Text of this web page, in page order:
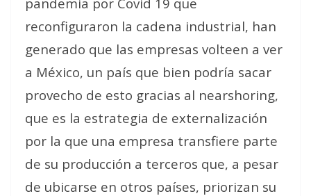
reconfiguraron la cadena industrial, han
generado que las empresas volteen a ver
a México, un país que bien podría sacar
provecho de esto gracias al nearshoring,
que es la estrategia de externalización
por la que una empresa transfiere parte
de su producción a terceros que, a pesar
de ubicarse en otros países, priorizan su